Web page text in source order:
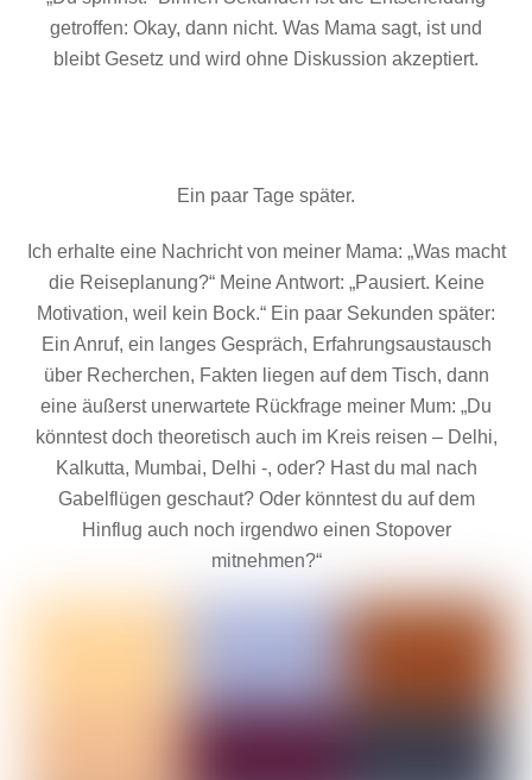
getroffen: Okay, dann nicht. Was Mama sagt, ist und
bleibt Gesetz und wird ohne Diskussion akzeptiert.
Ein paar Tage später.
Ich erhalte eine Nachricht von meiner Mama: „Was macht
die Reiseplanung?“ Meine Antwort: „Pausiert. Keine
Motivation, weil kein Bock.“ Ein paar Sekunden später:
Ein Anruf, ein langes Gespräch, Erfahrungsaustausch
über Recherchen, Fakten liegen auf dem Tisch, dann
eine äußerst unerwartete Rückfrage meiner Mum: „Du
könntest doch theoretisch auch im Kreis reisen – Delhi,
Kalkutta, Mumbai, Delhi -, oder? Hast du mal nach
Gabelflügen geschaut? Oder könntest du auf dem
Hinflug auch noch irgendwo einen Stopover
mitnehmen?“